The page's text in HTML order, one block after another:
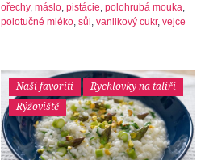
ořechy, máslo pistácie polohrubá mouka
polotučné mléko sůl vanilkový cukr, vejce
Naši favoriti
Rychlovky na talíři
Rýžoviště